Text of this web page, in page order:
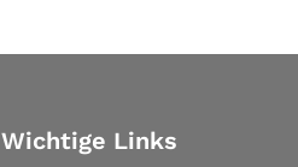
Wichtige Links